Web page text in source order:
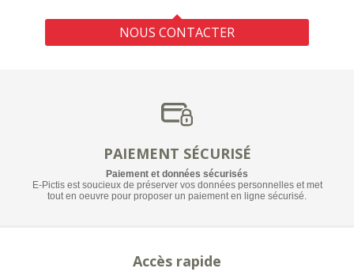
NOUS CONTACTER
PAIEMENT SÉCURISÉ
Paiement et données sécurisés
E-Pictis est soucieux de préserver vos données personnelles et met
tout en oeuvre pour proposer un paiement en ligne sécurisé.
Accès rapide